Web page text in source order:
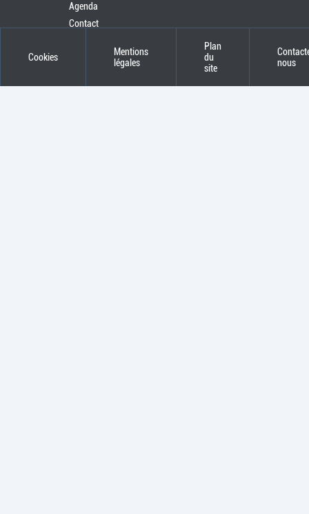
Agenda
Contact
Cookies
Mentions
légales
Plan
du
site
nous